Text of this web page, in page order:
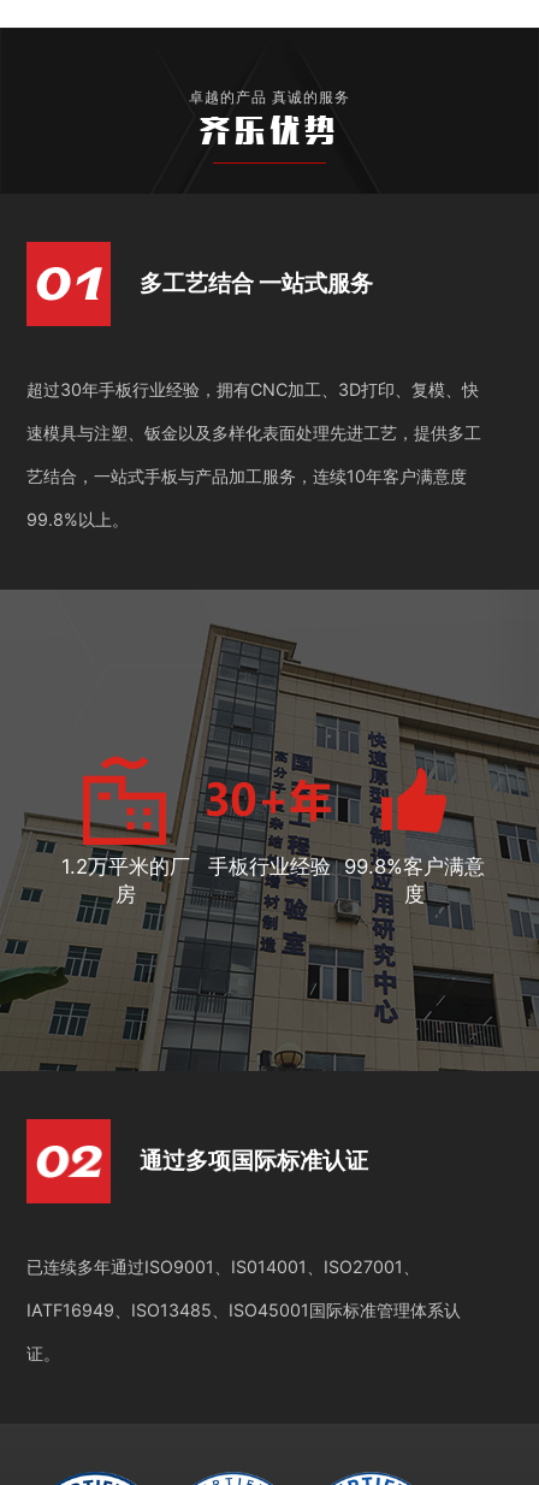
卓越的产品 真诚的服务
齐乐优势
多工艺结合 一站式服务
超过30年手板行业经验，拥有CNC加工、3D打印、复模、快
速模具与注塑、钣金以及多样化表面处理先进工艺，提供多工
艺结合，一站式手板与产品加工服务，连续10年客户满意度
99.8%以上。
1.2万平米的厂
房
手板行业经验 99.8%客户满意
度
通过多项国际标准认证
已连续多年通过ISO9001、IS014001、ISO27001、
IATF16949、ISO13485、ISO45001国际标准管理体系认
证。